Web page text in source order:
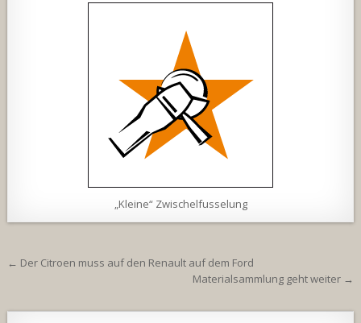
„Kleine“ Zwischelfusselung
Beitragsnavigation
← Der Citroen muss auf den Renault auf dem Ford
Materialsammlung geht weiter →